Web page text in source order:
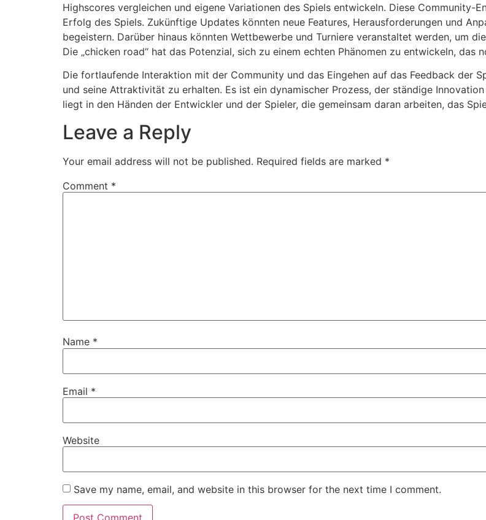
Highscores vergleichen und eigene Variationen des Spiels entwickeln. Diese
Erfolg des Spiels. Zukünftige Updates könnten neue Features, Herausforderungen und
begeistern. Darüber hinaus könnten Wettbewerbe und Turniere veranstaltet werden, um
Die „chicken road“ hat das Potenzial, sich zu einem echten Phänomen zu entwickeln, das
Die fortlaufende Interaktion mit der Community und das Eingehen auf das Feedback der
und seine Attraktivität zu erhalten. Es ist ein dynamischer Prozess, der ständige
liegt in den Händen der Entwickler und der Spieler, die gemeinsam daran arbeiten, das
Leave a Reply
Your email address will not be published. Required fields are marked *
Comment *
Name *
Email *
Website
Save my name, email, and website in this browser for the next time I comment.